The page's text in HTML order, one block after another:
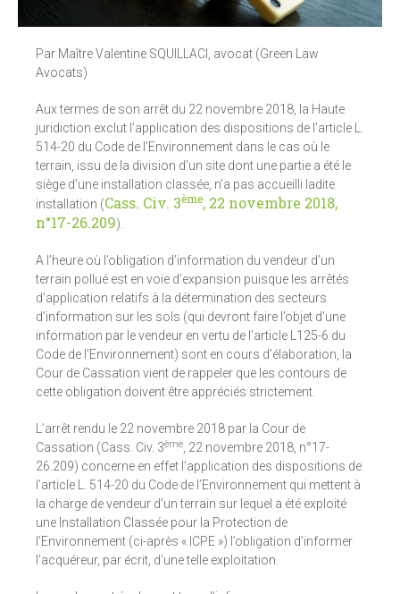
Par Maître Valentine SQUILLACI, avocat (Green Law
Avocats)
Aux termes de son arrêt du 22 novembre 2018, la Haute
juridiction exclut l’application des dispositions de l’article L.
514-20 du Code de l’Environnement dans le cas où le
terrain, issu de la division d’un site dont une partie a été le
siège d’une installation classée, n’a pas accueilli ladite
installation (Cass. Civ. 3ème, 22 novembre 2018,
n°17-26.209).
A l’heure où l’obligation d’information du vendeur d’un
terrain pollué est en voie d’expansion puisque les arrêtés
d’application relatifs à la détermination des secteurs
d’information sur les sols (qui devront faire l’objet d’une
information par le vendeur en vertu de l’article L125-6 du
Code de l’Environnement) sont en cours d’élaboration, la
Cour de Cassation vient de rappeler que les contours de
cette obligation doivent être appréciés strictement.
L’arrêt rendu le 22 novembre 2018 par la Cour de
Cassation (Cass. Civ. 3ème , 22 novembre 2018, n°17-
26.209) concerne en effet l’application des dispositions de
l’article L. 514-20 du Code de l’Environnement qui mettent à
la charge de vendeur d’un terrain sur lequel a été exploité
une Installation Classée pour la Protection de
l’Environnement (ci-après « ICPE ») l’obligation d’informer
l’acquéreur, par écrit, d’une telle exploitation.